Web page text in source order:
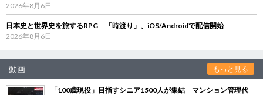
2026年8月6日
日本史と世界史を旅するRPG 「時渡り」、iOS/Androidで配信開始
2026年8月6日
動画 もっと見る
「100歳現役」目指すシニア1500人が集結 マンション管理代